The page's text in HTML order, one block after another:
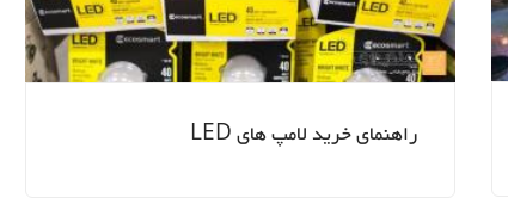
پارکینگ و انباری
ورودی و راهرو
راه پله راهنمای خرید لامپ های LED